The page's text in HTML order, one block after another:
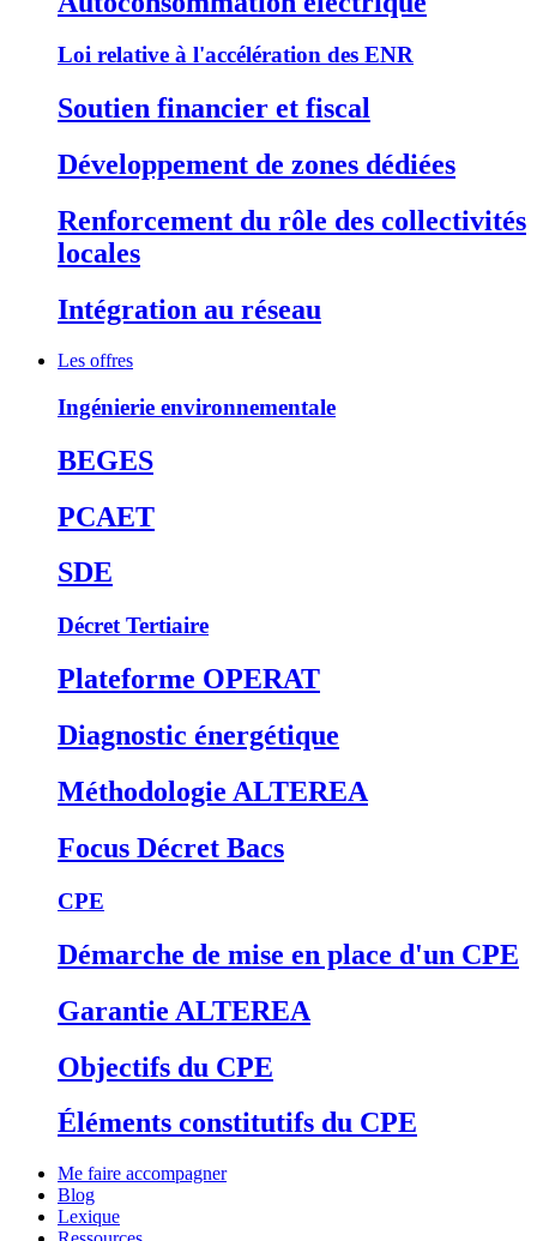
Loi relative à l'accélération des ENR
Soutien financier et fiscal
Développement de zones dédiées
Renforcement du rôle des collectivités
locales
Intégration au réseau
Les offres
Ingénierie environnementale
BEGES
PCAET
SDE
Décret Tertiaire
Plateforme OPERAT
Diagnostic énergétique
Méthodologie ALTEREA
Focus Décret Bacs
CPE
Démarche de mise en place d'un CPE
Garantie ALTEREA
Objectifs du CPE
Éléments constitutifs du CPE
Me faire accompagner
Blog
Lexique